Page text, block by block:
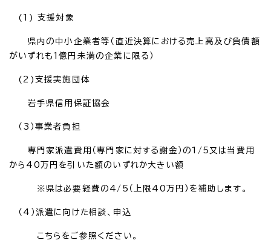
(1) 支援対象
県内の中小企業者等（直近決算における売上高及び負債額
がいずれも1億円未満の企業に限る）
(2)支援実施団体
岩手県信用保証協会
（3）事業者負担
専門家派遣費用（専門家に対する謝金）の1/5又は当費用
から40万円を引いた額のいずれか大きい額
※県は必要経費の4/5（上限40万円）を補助します。
（4）派遣に向けた相談、申込
こちらをご参照ください。